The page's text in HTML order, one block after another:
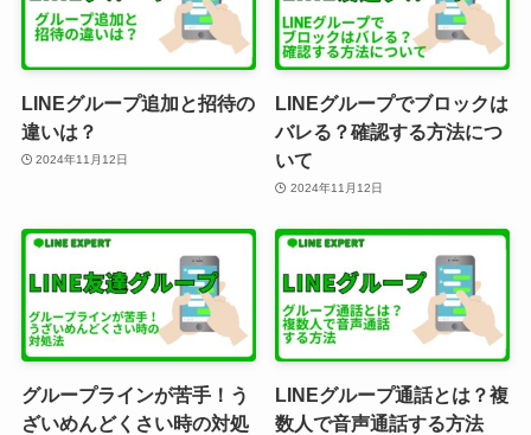
LINEグループ追加と招待の
違いは？
2024年11月12日
LINEグループでブロックは
バレる？確認する方法につ
いて
2024年11月12日
グループラインが苦手！う
ざいめんどくさい時の対処
LINEグループ通話とは？複
数人で音声通話する方法